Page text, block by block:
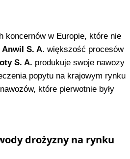
koncernów w Europie, które nie
Anwil S. A. większość procesów
S. A. produkuje swoje nawozy
popytu na krajowym rynku
które pierwotnie były
drożyzny na rynku